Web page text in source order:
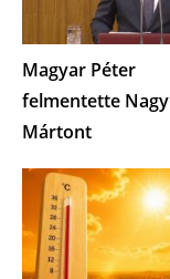
Magyar Péter
felmentette Nagy
Mártont